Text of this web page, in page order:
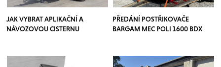
JAK VYBRAT APLIKAČNÍ A
NÁVOZOVOU CISTERNU
PŘEDÁNÍ POSTŘIKOVAČE
BARGAM MEC POLI 1600 BDX